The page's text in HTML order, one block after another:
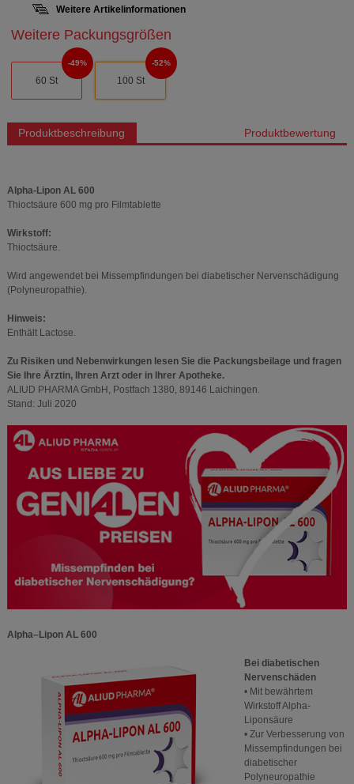
Weitere Artikelinformationen
Weitere Packungsgrößen
60 St
49%
100 St
52%
Produktbeschreibung Produktbewertung
Alpha-Lipon AL 600
Thioctsäure 600 mg pro Filmtablette
Wirkstoff:
Thioctsäure.
Wird angewendet bei Missempfindungen bei diabetischer Nervenschädigung
(Polyneuropathie).
Hinweis:
Enthält Lactose.
Zu Risiken und Nebenwirkungen lesen Sie die Packungsbeilage und fragen
Sie Ihre Ärztin, Ihren Arzt oder in Ihrer Apotheke.
ALIUD PHARMA GmbH, Postfach 1380, 89146 Laichingen.
Stand: Juli 2020
Alpha–Lipon AL 600
Bei diabetischen
Nervenschäden
• Mit bewährtem
Wirkstoff Alpha-
Liponsäure
• Zur Verbesserung von
Missempfindungen bei
diabetischer
Polyneuropathie